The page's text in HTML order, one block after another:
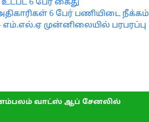
6 பேர் கைது
6 பேர் பணியிடை நீக்கம்
எம்.எல்.ஏ முன்னிலையில் பரபரப்பு
வாட்ஸ் ஆப் சேனலில்